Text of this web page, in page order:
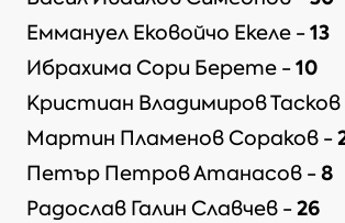
Eммануел Ековойчо Екеле -13
Ибрахима Сори Берете -10
Кристиан Владимиров Тасков
Мартин Пламенов Сораков -
Петър Петров Атанасов -8
Радослав Галин Славчев -26